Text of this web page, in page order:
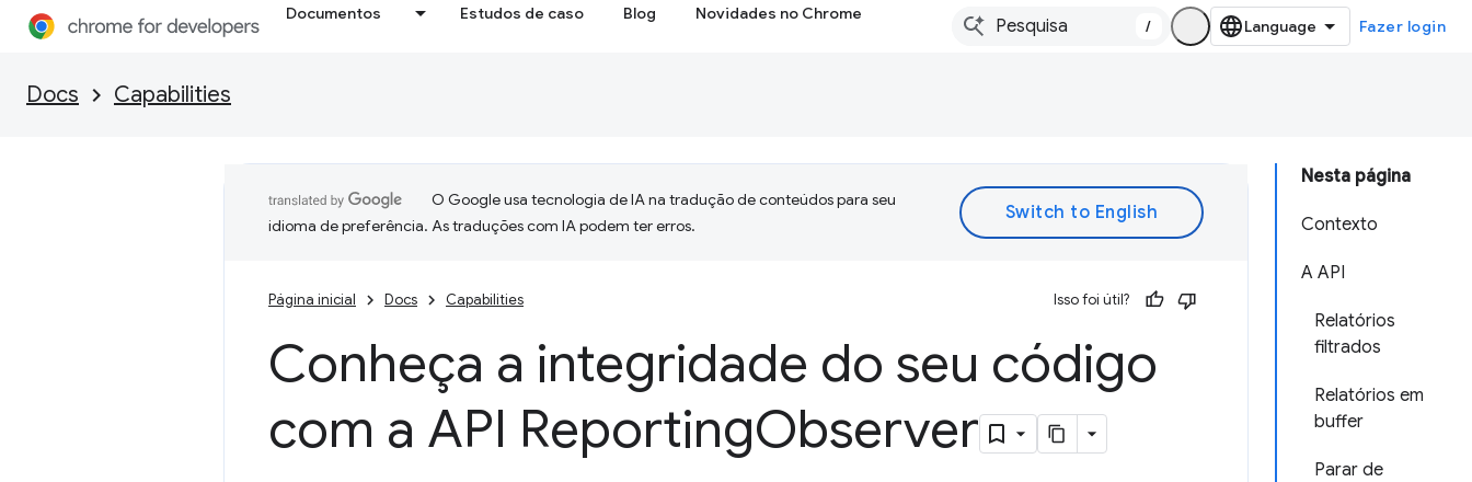
Documentos Estudos de caso Blog Novidades no Chrome
/ Fazer login
Docs Capabilities
Nesta página
Contexto
A API
Relatórios
filtrados
Relatórios em
buffer
Parar de
O Google usa tecnologia de IA na tradução de conteúdos para seu
idioma de preferência. As traduções com IA podem ter erros.
Página inicial Docs Capabilities Isso foi útil?
Conheça a integridade do seu código
com a API ReportingObserver